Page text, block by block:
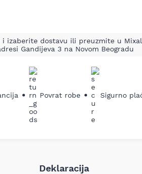
i izaberite dostavu ili preuzmite u Mixal
Gandijeva 3 na Novom Beogradu
Povrat robe Sigurno
Deklaracija